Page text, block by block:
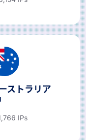
ストラリア
IPs